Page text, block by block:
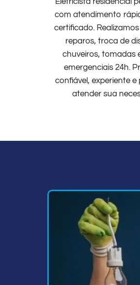
com atendimento
certificado.
reparos, troca de
chuveiros, tomadas
emergenciais 24h.
confiável, experiente
atender sua